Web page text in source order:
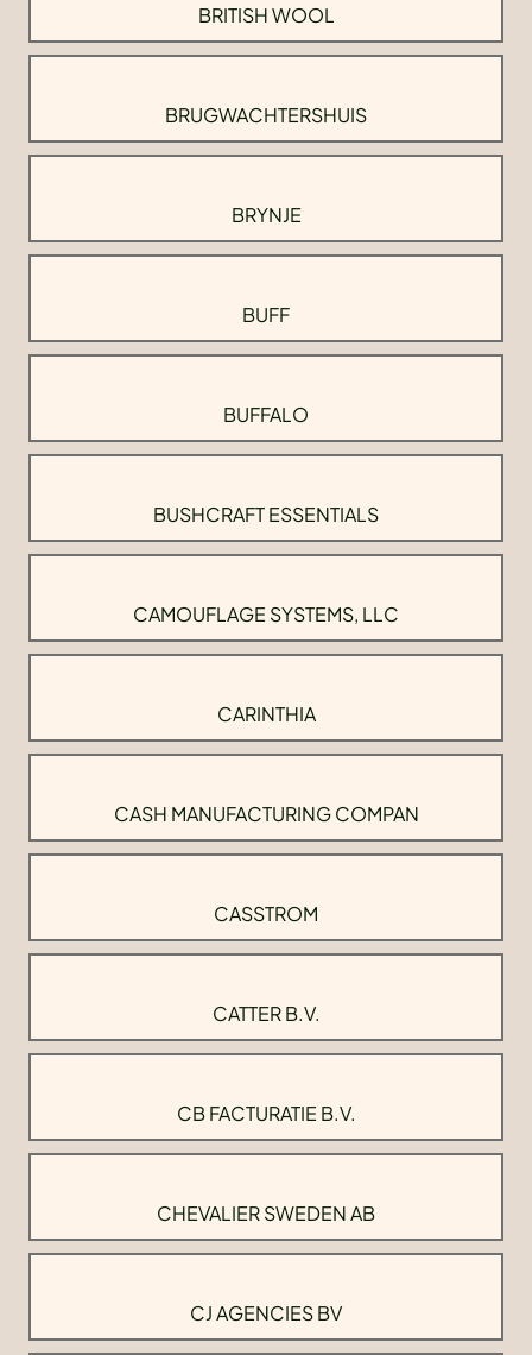
BRITISH WOOL
BRUGWACHTERSHUIS
BRYNJE
BUFF
BUFFALO
BUSHCRAFT ESSENTIALS
CAMOUFLAGE SYSTEMS, LLC
CARINTHIA
CASH MANUFACTURING COMPAN
CASSTROM
CATTER B.V.
CB FACTURATIE B.V.
CHEVALIER SWEDEN AB
CJ AGENCIES BV